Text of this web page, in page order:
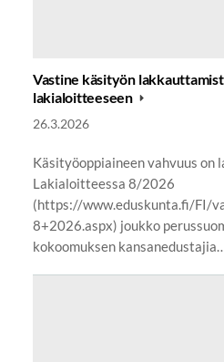
Vastine käsityön
lakialoitteeseen
26.3.2026
Käsityöoppiaineen vahvuus on
Lakialoitteessa 8/2026
(https://www.eduskunta.fi/FI/
8+2026.aspx) joukko
kokoomuksen